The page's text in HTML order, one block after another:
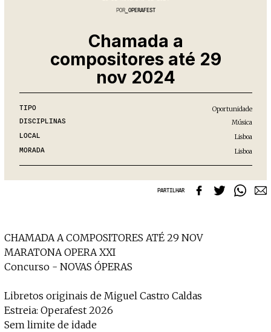
Política de privacidade
Contactar
Política de privacidade - App
Coffeelabs Cursos curtos
— apoia o Coffeepaste e ajuda-nos a chegar mais longe.
POR OPERAFEST
Chamada a
compositores até 29
nov 2024
TIPO Oportunidade
DISCIPLINAS Música
LOCAL Lisboa
MORADA Lisboa
PARTILHAR
CHAMADA A COMPOSITORES ATÉ 29 NOV
MARATONA OPERA XXI
Concurso - NOVAS ÓPERAS
Libretos originais de Miguel Castro Caldas
Estreia: Operafest 2026
Sem limite de idade